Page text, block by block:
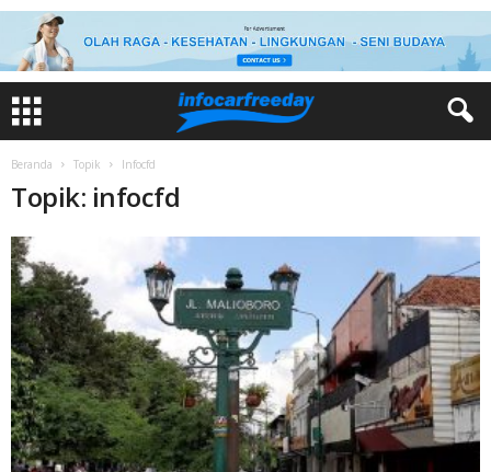
Beranda Topik Infocfd
Topik: infocfd